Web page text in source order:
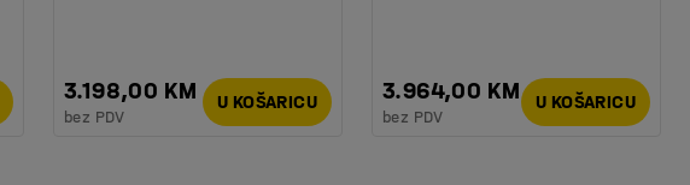
3.198,00 KM
bez PDV
U KOŠARICU 3.964,00 KM
bez PDV
U KOŠARICU